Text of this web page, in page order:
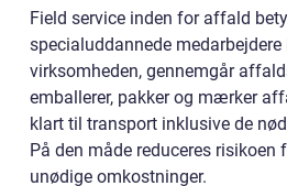
Field service inden for affald
specialuddannede medarbejdere
virksomheden, gennemgår
emballerer, pakker og mærker
klart til transport inklusive de
På den måde reduceres risikoen
unødige omkostninger.